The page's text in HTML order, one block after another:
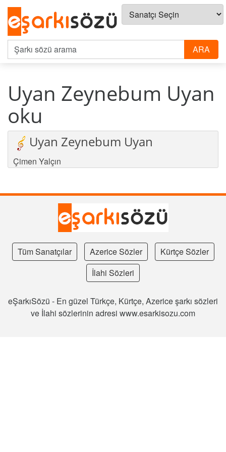
Uyan Zeynebum Uyan
oku
Uyan Zeynebum Uyan
Çimen Yalçın
Tüm Sanatçılar Azerice Sözler
Kürtçe Sözler
İlahi Sözleri
eŞarkıSözü - En güzel Türkçe, Kürtçe, Azerice şarkı sözleri
ve İlahi sözlerinin adresi www.esarkisozu.com